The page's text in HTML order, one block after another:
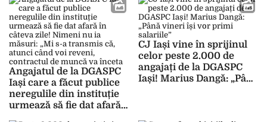
finalul lunii să obținem
licența de funcționare și
copiii să rămână acasă la
ei” – FOTO
Angajatul de la DGASPC
Iași care a făcut publice
neregulile din instituție
urmează să fie dat afară
CJ Iași vine în sprijinul
celor peste 2.000 de
angajați de la DGASPC
Iași! Marius Dangă: „Până